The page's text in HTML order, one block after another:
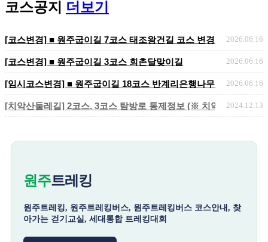
코스공지 더보기
[코스변경] ■ 원주굽이길 7코스 태조왕건길 코스 변경 안내2026.06.16
[코스변경] ■ 원주굽이길 3코스 회촌달맞이길 2026.06.16
[임시코스변경] ■ 원주굽이길 18코스 반계리은행나무길 임시노선
2026.06.16
[치악산둘레길] 2코스, 3코스 탐방로 통제정보 (※ 치악산국립공원
2024.12.13
원주트레킹
원주트레킹, 원주트레킹버스, 원주트레킹버스 코스안내, 찾
아가는 걷기교실, 세대통합 트레킹대회